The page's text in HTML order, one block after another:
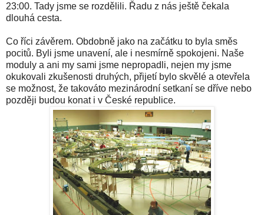
23:00. Tady jsme se rozdělili. Řadu z nás ještě čekala
dlouhá cesta.
Co říci závěrem. Obdobně jako na začátku to byla směs
pocitů. Byli jsme unavení, ale i nesmírně spokojeni. Naše
moduly a ani my sami jsme nepropadli, nejen my jsme
okukovali zkušenosti druhých, přijetí bylo skvělé a otevřela
se možnost, že takováto mezinárodní setkaní se dříve nebo
později budou konat i v České republice.